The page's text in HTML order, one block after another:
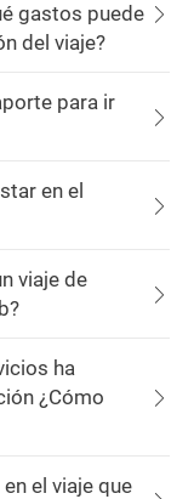
gastos puede
del viaje?
para ir
en el
viaje de
ha
¿Cómo
el viaje que